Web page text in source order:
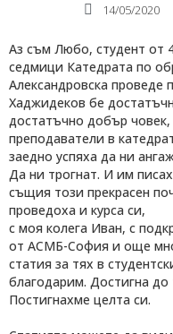
14/05/2020
Аз съм Любо, студент от
седмици Катедрата по
Александровска проведе
Хаджидеков бе
достатъчно добър
преподаватели в
заедно успяха да ни
Да ни трогнат. И им
същия този прекрасен
проведоха и курса си,
с моя колега Иван, с
от АСМБ-София и още
статия за тях в
благодарим. Достигна до
Постигнахме целта си.